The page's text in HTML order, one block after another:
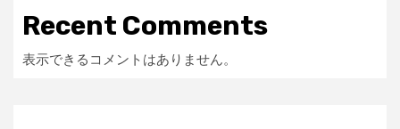
Recent Comments
表示できるコメントはありません。